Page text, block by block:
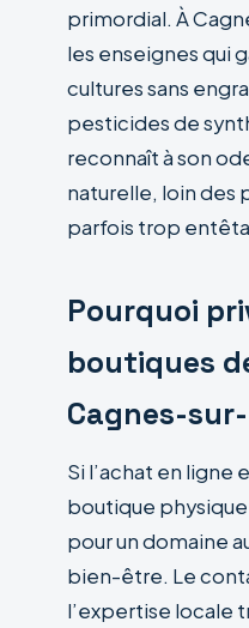
primordial. À
les enseignes qui
cultures sans
pesticides de
reconnaît à son
naturelle, loin des
parfois trop
Pourquoi
boutiques
Cagnes-
Si l’achat en ligne
boutique
pour un domaine
bien-être. Le
l’expertise locale